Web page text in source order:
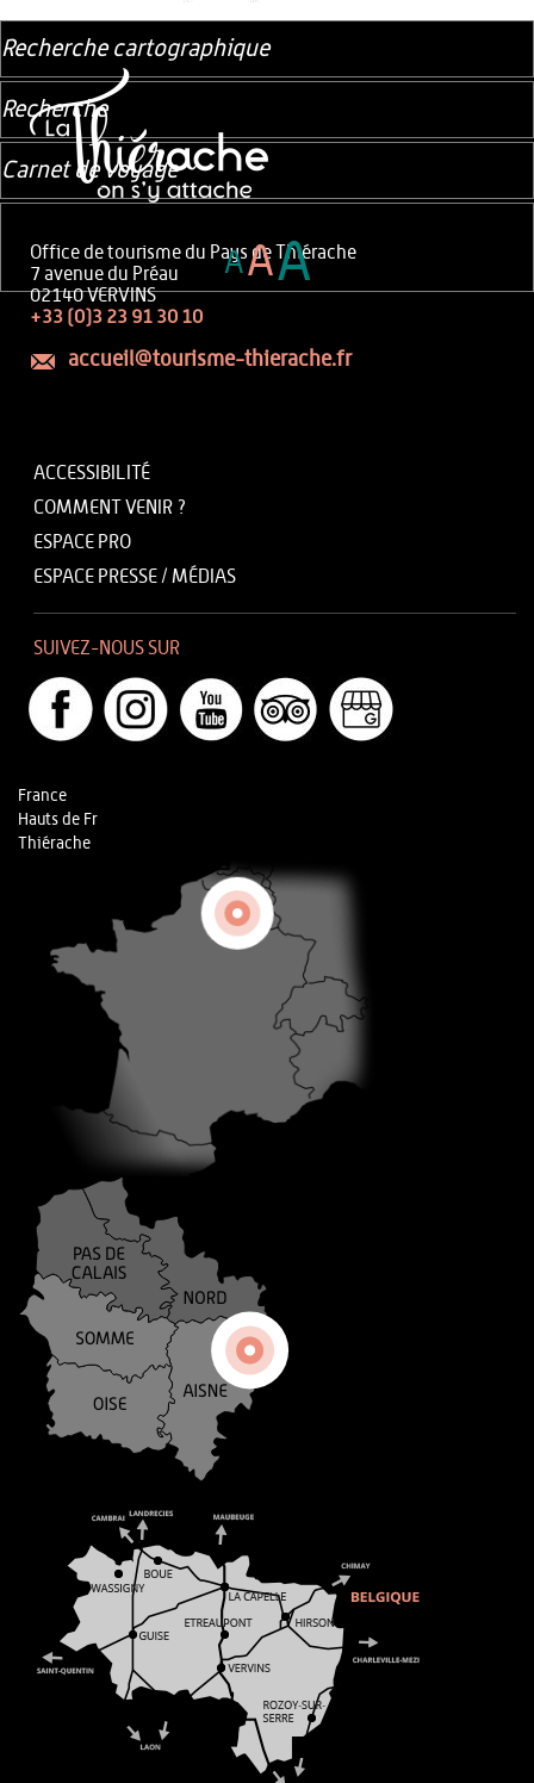
Office de tourisme du Pays de Thiérache
7 avenue du Préau
02140 VERVINS
+33 (0)3 23 91 30 10
accueil@tourisme-thierache.fr
ACCESSIBILITÉ
COMMENT VENIR ?
ESPACE PRO
ESPACE PRESSE / MÉDIAS
SUIVEZ-NOUS SUR
France
Hauts de Fr
Thiérache
Recherche cartographique
Recherche
Carnet de voyage
AAA